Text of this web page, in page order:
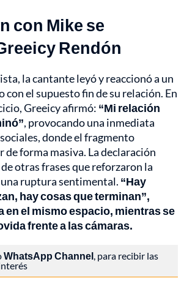
con Mike se
Rendón
la cantante leyó y reaccionó a un
el supuesto fin de su relación. En
Greeicy afirmó: “Mi relación
, provocando una inmediata
donde el fragmento
de forma masiva. La declaración
otras frases que reforzaron la
ruptura sentimental. “Hay
hay cosas que terminan”,
en el mismo espacio, mientras se
frente a las cámaras.
WhatsApp Channel, para recibir las